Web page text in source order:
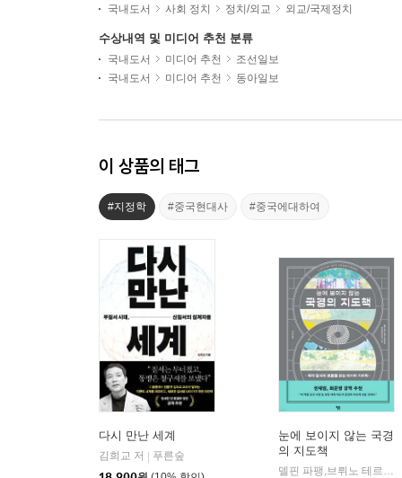
국내도서
사회 정치 정치/외교 외교/국제정치
수상내역 및 미디어 추천 분류
국내도서 미디어 추천
조선일보
국내도서
미디어 추천 동아일보
이 상품의 태그
#지정학 #중국현대사 #중국에대하여
다시 만난 세계
김희교 저
푸른숲
눈에 보이지 않는 국경
의 지도책
델핀 파팽,브뤼노 테르트레,세마르탱 라보르드 저/이수진 역